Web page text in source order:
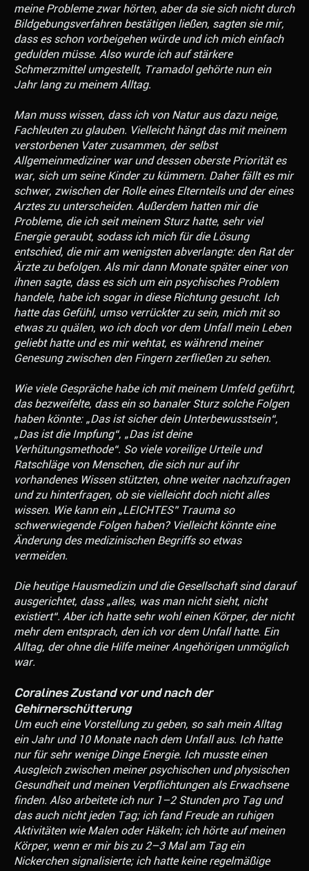
meine Probleme zwar hörten, aber da sie sich nicht durch
Bildgebungsverfahren bestätigen ließen, sagten sie mir,
dass es schon vorbeigehen würde und ich mich einfach
gedulden müsse. Also wurde ich auf stärkere
Schmerzmittel umgestellt, Tramadol gehörte nun ein
Jahr lang zu meinem Alltag.
Man muss wissen, dass ich von Natur aus dazu neige,
Fachleuten zu glauben. Vielleicht hängt das mit meinem
verstorbenen Vater zusammen, der selbst
Allgemeinmediziner war und dessen oberste Priorität es
war, sich um seine Kinder zu kümmern. Daher fällt es mir
schwer, zwischen der Rolle eines Elternteils und der eines
Arztes zu unterscheiden. Außerdem hatten mir die
Probleme, die ich seit meinem Sturz hatte, sehr viel
Energie geraubt, sodass ich mich für die Lösung
entschied, die mir am wenigsten abverlangte: den Rat der
Ärzte zu befolgen. Als mir dann Monate später einer von
ihnen sagte, dass es sich um ein psychisches Problem
handele, habe ich sogar in diese Richtung gesucht. Ich
hatte das Gefühl, umso verrückter zu sein, mich mit so
etwas zu quälen, wo ich doch vor dem Unfall mein Leben
geliebt hatte und es mir wehtat, es während meiner
Genesung zwischen den Fingern zerfließen zu sehen.
Wie viele Gespräche habe ich mit meinem Umfeld geführt,
das bezweifelte, dass ein so banaler Sturz solche Folgen
haben könnte: „Das ist sicher dein Unterbewusstsein“,
„Das ist die Impfung“, „Das ist deine
Verhütungsmethode“. So viele voreilige Urteile und
Ratschläge von Menschen, die sich nur auf ihr
vorhandenes Wissen stützten, ohne weiter nachzufragen
und zu hinterfragen, ob sie vielleicht doch nicht alles
wissen. Wie kann ein „LEICHTES” Trauma so
schwerwiegende Folgen haben? Vielleicht könnte eine
Änderung des medizinischen Begriffs so etwas
vermeiden.
Die heutige Hausmedizin und die Gesellschaft sind darauf
ausgerichtet, dass „alles, was man nicht sieht, nicht
existiert“. Aber ich hatte sehr wohl einen Körper, der nicht
mehr dem entsprach, den ich vor dem Unfall hatte. Ein
Alltag, der ohne die Hilfe meiner Angehörigen unmöglich
war.
Coralines Zustand vor und nach der
Gehirnerschütterung
Um euch eine Vorstellung zu geben, so sah mein Alltag
ein Jahr und 10 Monate nach dem Unfall aus. Ich hatte
nur für sehr wenige Dinge Energie. Ich musste einen
Ausgleich zwischen meiner psychischen und physischen
Gesundheit und meinen Verpflichtungen als Erwachsene
finden. Also arbeitete ich nur 1–2 Stunden pro Tag und
das auch nicht jeden Tag; ich fand Freude an ruhigen
Aktivitäten wie Malen oder Häkeln; ich hörte auf meinen
Körper, wenn er mir bis zu 2–3 Mal am Tag ein
Nickerchen signalisierte; ich hatte keine regelmäßige